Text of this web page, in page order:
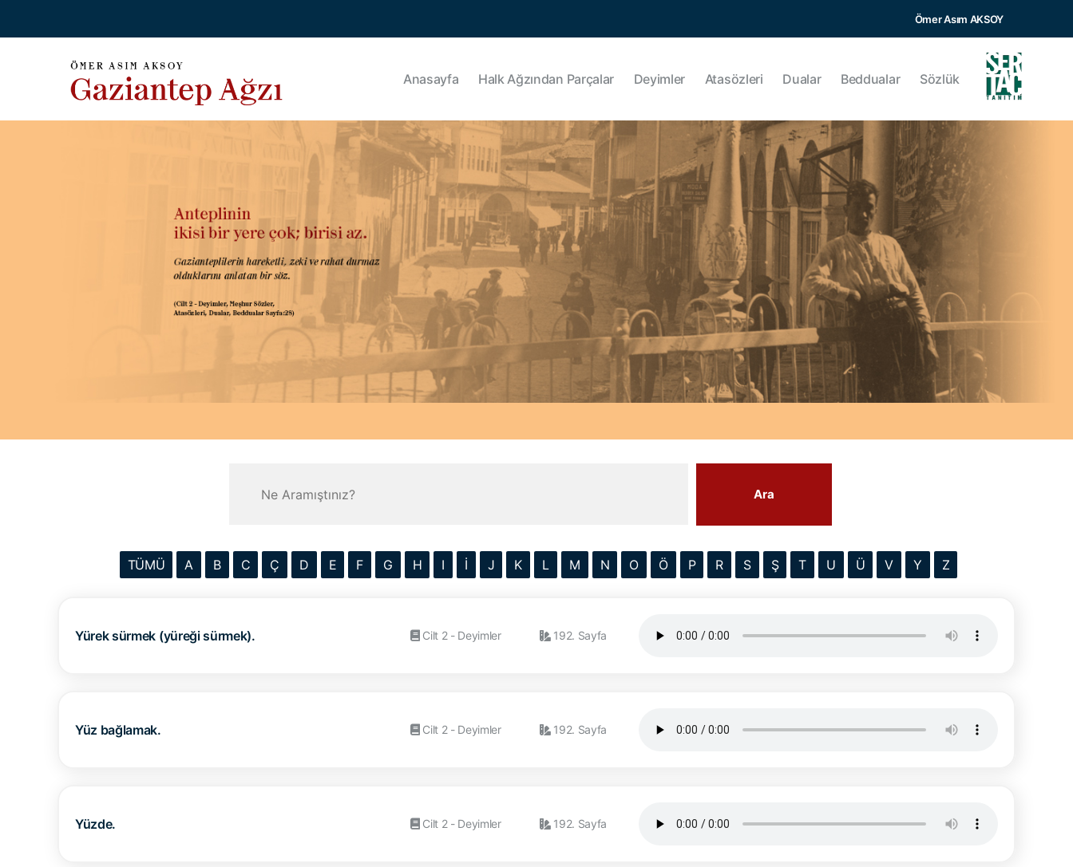
Ömer Asım AKSOY
Anasayfa Halk Ağzından Parçalar Deyimler Atasözleri Dualar Beddualar Sözlük
Ara
TÜMÜ A B C Ç D E F G H I İ J K L M N O Ö P R S Ş T U Ü V Y Z
Yürek sürmek (yüreği sürmek). Cilt 2 - Deyimler 192. Sayfa
Yüz bağlamak. Cilt 2 - Deyimler 192. Sayfa
Yüzde. Cilt 2 - Deyimler 192. Sayfa